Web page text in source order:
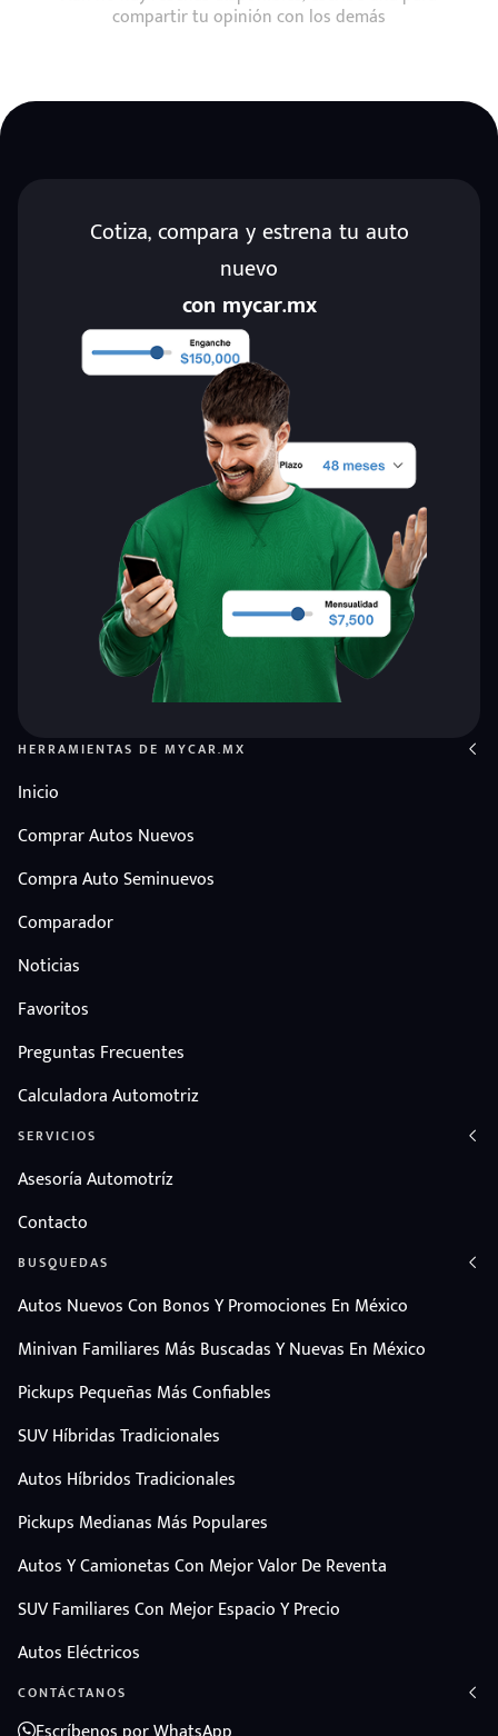
compartir tu opinión con los demás
Cotiza, compara y estrena tu auto
nuevo
con mycar.mx
HERRAMIENTAS DE MYCAR.MX
Inicio
Comprar Autos Nuevos
Compra Auto Seminuevos
Comparador
Noticias
Favoritos
Preguntas Frecuentes
Calculadora Automotriz
SERVICIOS
Asesoría Automotríz
Contacto
BUSQUEDAS
Autos Nuevos Con Bonos Y Promociones En México
Minivan Familiares Más Buscadas Y Nuevas En México
Pickups Pequeñas Más Confiables
SUV Híbridas Tradicionales
Autos Híbridos Tradicionales
Pickups Medianas Más Populares
Autos Y Camionetas Con Mejor Valor De Reventa
SUV Familiares Con Mejor Espacio Y Precio
Autos Eléctricos
CONTÁCTANOS